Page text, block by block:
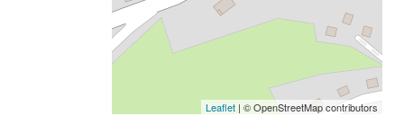
Leaflet | © OpenStreetMap contributors